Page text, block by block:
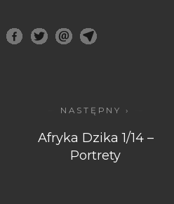
NASTĘPNY ›
Afryka Dzika 1/14 –
Portrety